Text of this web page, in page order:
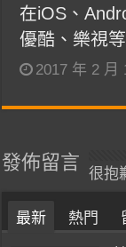
在iOS、
優酷、樂視等
2017 年 2 月
發佈留言
很抱
最新 熱門